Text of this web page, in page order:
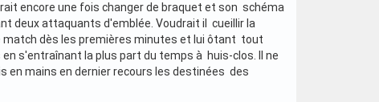
encore une fois changer de braquet et son schéma
deux attaquants d'emblée. Voudrait il cueillir la
match dès les premières minutes et lui ôtant tout
s'entraînant la plus part du temps à huis-clos. Il ne
en mains en dernier recours les destinées des